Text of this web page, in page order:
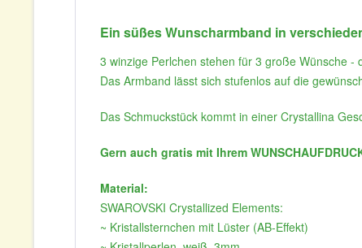
Ein süßes Wunscharmband in
3 winzige Perlchen stehen für 3 große Wünsche
Das Armband lässt sich stufenlos auf die
Das Schmuckstück kommt in einer Crystallina
Gern auch gratis mit Ihrem
Material:
SWAROVSKI Crystallized Elements:
~ Kristallsternchen mit Lüster (AB-Effekt)